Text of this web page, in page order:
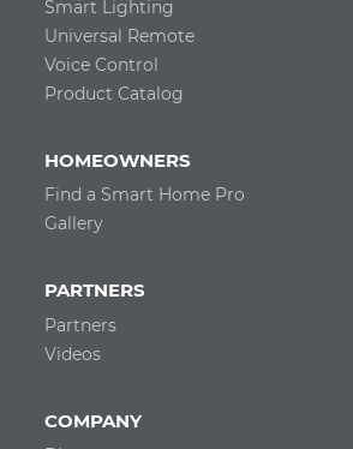
Smart Lighting
Universal Remote
Voice Control
Product Catalog
HOMEOWNERS
Find a Smart Home Pro
Gallery
PARTNERS
Partners
Videos
COMPANY